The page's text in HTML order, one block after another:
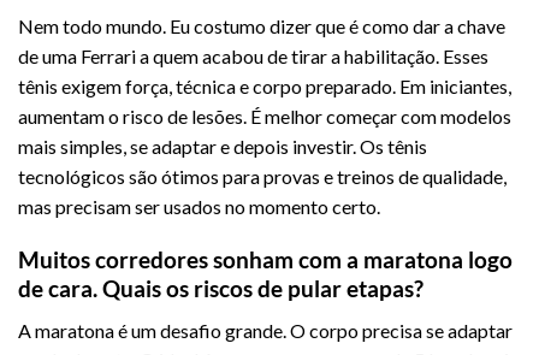
Nem todo mundo. Eu costumo dizer que é como dar a chave
de uma Ferrari a quem acabou de tirar a habilitação. Esses
tênis exigem força, técnica e corpo preparado. Em iniciantes,
aumentam o risco de lesões. É melhor começar com modelos
mais simples, se adaptar e depois investir. Os tênis
tecnológicos são ótimos para provas e treinos de qualidade,
mas precisam ser usados no momento certo.
Muitos corredores sonham com a maratona logo
de cara. Quais os riscos de pular etapas?
A maratona é um desafio grande. O corpo precisa se adaptar